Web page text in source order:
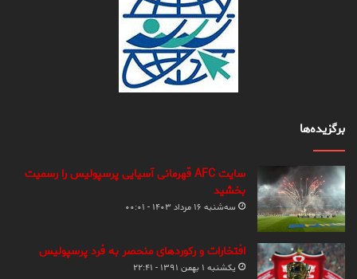
برگزیده‌ها
سایت AFC قهرمانی آسیایی پرسپولیس را رسمیت
بخشید
سه‌شنبه ۱۶ مرداد ۱۴۰۳ - ۰۰:۰۱
افتخارات و رکوردهای منحصر به فرد پرسپولیس
یکشنبه ۱ بهمن ۱۳۹۱ - ۲۲:۴۱